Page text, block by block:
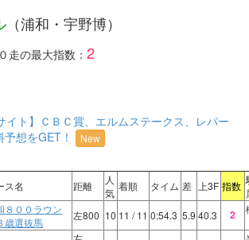
（浦和・宇野博）
走の最大指数： 2
イト】ＣＢＣ賞、エルムステークス、レパー
想をGET！
New
ス名 距離
人
気
着順 タイム 差 上3F 指数
８００ラウン
歳選抜馬
左800 10 11 / 11 0:54.3 5.9 40.3 2